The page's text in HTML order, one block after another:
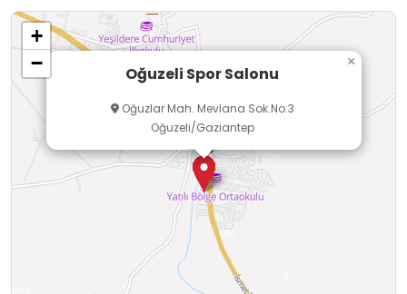
Oğuzeli Spor Salonu
Oğuzlar Mah. Mevlana Sok.No:3
Oğuzeli/Gaziantep
×
+
−